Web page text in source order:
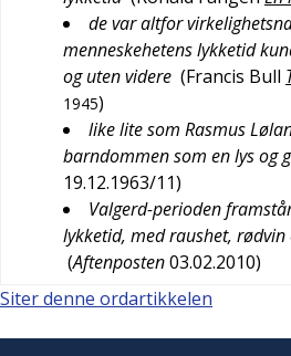
de var altfor
menneskehetens lykketid
og uten videre (Francis Bull
1945)
like lite som Rasmus
barndommen som en lys og
19.12.1963/11)
Valgerd-perioden
lykketid, med raushet,
(Aftenposten03.02.2010)
Siter denne ordartikkelen